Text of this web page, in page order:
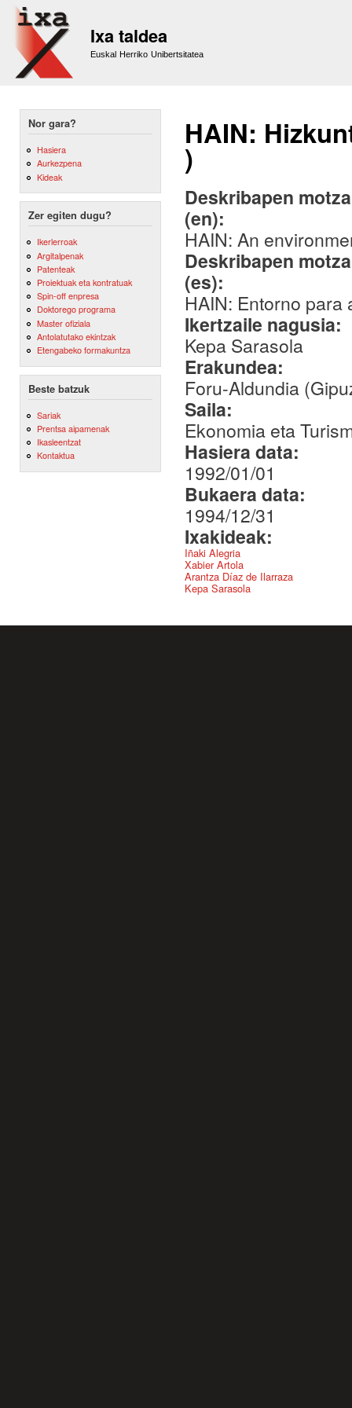
Ixa taldea
Euskal Herriko Unibertsitatea
Nor gara?
Hasiera
Aurkezpena
Kideak
Zer egiten dugu?
Ikerlerroak
Argitalpenak
Patenteak
Proiektuak eta kontratuak
Spin-off enpresa
Doktorego programa
Master ofiziala
Antolatutako ekintzak
Etengabeko formakuntza
Beste batzuk
Sariak
Prentsa aipamenak
Ikasleentzat
Kontaktua
HAIN:
)
Deskribapen
(en):
HAIN: An
Deskribapen
(es):
HAIN: Entorno
Ikertzaile nagusia:
Kepa Sarasola
Erakundea:
Foru-Aldundia
Saila:
Ekonomia eta
Hasiera data:
1992/01/01
Bukaera data:
1994/12/31
Ixakideak:
Iñaki Alegria
Xabier Artola
Arantza Díaz de Ilarraza
Kepa Sarasola